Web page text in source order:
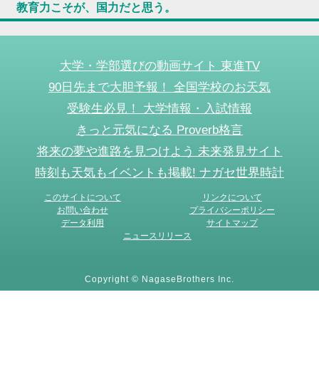
教育力こそが、国力だと思う。
大学・学部選びの動画サイト 東進TV
90日先まで大胆予報！ 全国学校のお天気
受験生必見！ 大学情報・入試情報
きっと元気になる Proverb格言
将来の夢や進路を見つけよう 未来発見サイト
時刻も天気もイベントも掲載! ナガセ世界時計
このサイトについて
リンクについて
お問い合わせ
プライバシーポリシー
データ利用
サイトマップ
ニュースリリース
Copyright © NagaseBrothers Inc.